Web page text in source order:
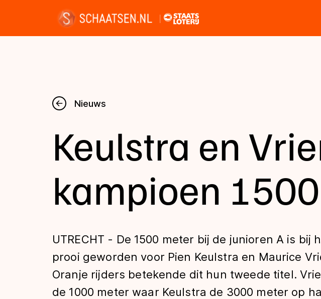
Nieuws
Kalender
Disciplines
Uitslagen
Tijden & historie
De weg op
Nieuws
Keulstra en
kampioen
UTRECHT - De 1500 meter bij de junioren A is bij
prooi geworden voor Pien Keulstra en Maurice
Oranje rijders betekende dit hun tweede titel.
de 1000 meter waar Keulstra de 3000 meter op